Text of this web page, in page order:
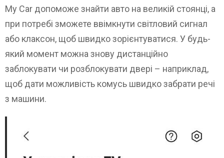
My Car допоможе знайти авто на великій стоянці, а
при потребі зможете ввімкнути світловий сигнал
або клаксон, щоб швидко зорієнтуватися. У будь-
який момент можна знову дистанційно
заблокувати чи розблокувати двері – наприклад,
щоб дати можливість комусь швидко забрати речі
з машини.